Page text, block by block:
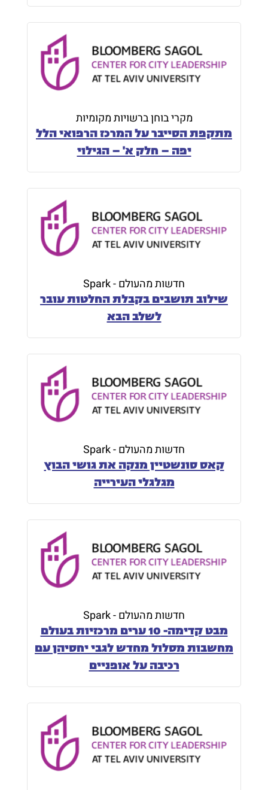
מקרי בוחן ברשויות מקומיות
מתקפת הסייבר על המרכז הרפואי הלל
יפה – חלק א' – הגילוי
חדשות מהעולם - Spark
שילוב תושבים בקבלת החלטות עובר
לשלב הבא
חדשות מהעולם - Spark
קאס סונשטיין מנקה את גושי הבוץ
מגלגלי העירייה
חדשות מהעולם - Spark
מבט קדימה- 10 ערים מרכזיות בעולם
מחשבות מסלול מחדש לגבי יחסיהן עם
רכיבה על אופניים